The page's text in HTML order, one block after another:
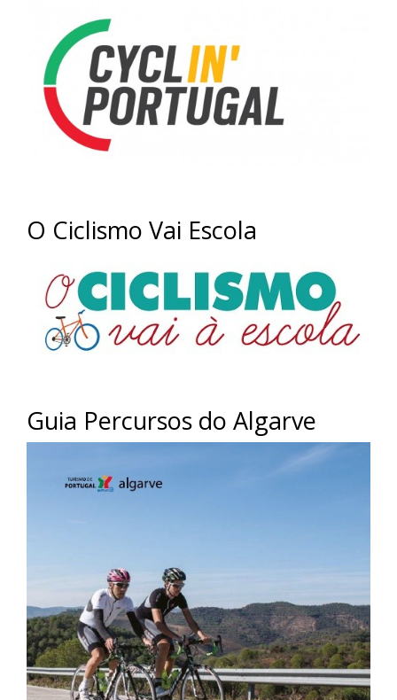
O Ciclismo Vai Escola
Guia Percursos do Algarve